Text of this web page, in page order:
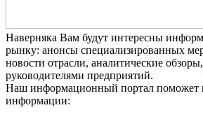
Наверняка Вам будут интересны
рынку: анонсы специализированных
новости отрасли, аналитические
руководителями предприятий.
Наш информационный портал поможет
информации: